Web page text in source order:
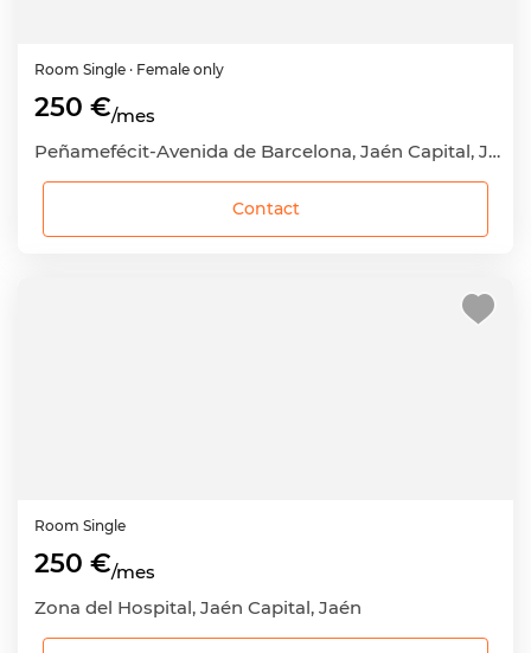
Room Single · Female only
250 €/mes
Peñamefécit-Avenida de Barcelona, Jaén Capital, Jaén
Contact
Room Single
250 €/mes
Zona del Hospital, Jaén Capital, Jaén